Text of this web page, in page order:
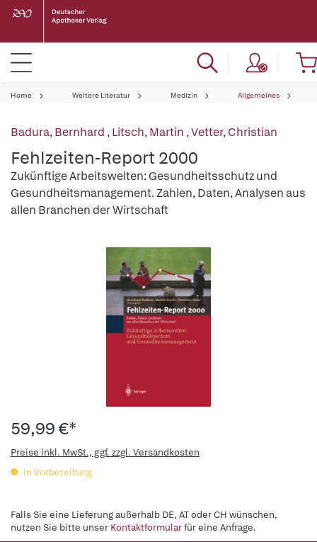
Home Weitere Literatur Medizin Allgemeines
Badura, Bernhard ,Litsch, Martin ,Vetter, Christian
Fehlzeiten-Report 2000
Zukünftige Arbeitswelten: Gesundheitsschutz und
Gesundheitsmanagement. Zahlen, Daten, Analysen aus
allen Branchen der Wirtschaft
59,99 €*
Preise inkl. MwSt., ggf. zzgl. Versandkosten
in Vorbereitung
Falls Sie eine Lieferung außerhalb DE, AT oder CH wünschen,
nutzen Sie bitte unser Kontaktformularfür eine Anfrage.